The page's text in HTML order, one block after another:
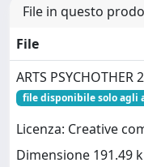
File in questo
File
ARTS PSYCHOTHER
file disponibile solo agli
Licenza: Creative
Dimensione 191.49